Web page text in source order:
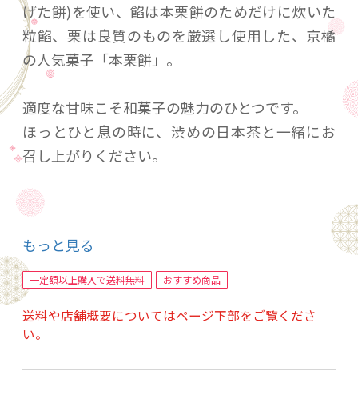
げた餅)を使い、餡は本栗餅のためだけに炊いた
粒餡、栗は良質のものを厳選し使用した、京橘
の人気菓子「本栗餅」。
適度な甘味こそ和菓子の魅力のひとつです。
ほっとひと息の時に、渋めの日本茶と一緒にお
召し上がりください。
【賞味期限】製造日より12日間
【特定原材料】なし
もっと見る
一定額以上購入で送料無料 おすすめ商品
送料や店舗概要についてはページ下部をご覧くださ
い。